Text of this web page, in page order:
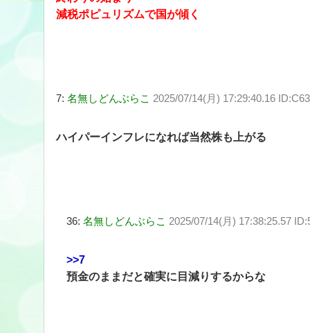
減税ポピュリズムで国が傾く
7: 名無しどんぶらこ 2025/07/14(月) 17:29:40.16
ハイパーインフレになれば当然株も上がる
36: 名無しどんぶらこ 2025/07/14(月) 17:38:25.57
>>7
預金のままだと確実に目減りするからな